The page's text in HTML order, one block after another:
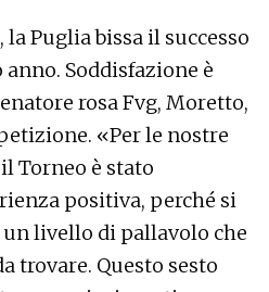
Puglia bissa il successo
Soddisfazione è
rosa Fvg, Moretto,
«Per le nostre
Torneo è stato
positiva, perché si
livello di pallavolo che
trovare. Questo sesto